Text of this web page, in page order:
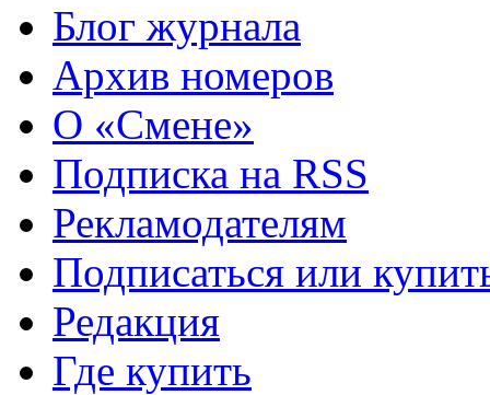
Блог журнала
Архив номеров
О «Смене»
Подписка на RSS
Рекламодателям
Подписаться или
Редакция
Где купить